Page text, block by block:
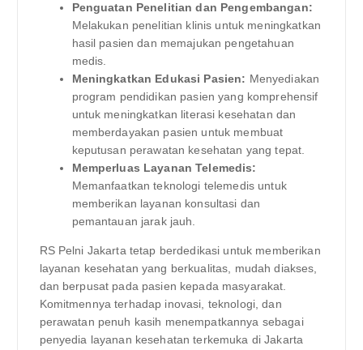
Penguatan Penelitian dan Pengembangan:
Melakukan penelitian klinis untuk meningkatkan
hasil pasien dan memajukan pengetahuan
medis.
Meningkatkan Edukasi Pasien: Menyediakan
program pendidikan pasien yang komprehensif
untuk meningkatkan literasi kesehatan dan
memberdayakan pasien untuk membuat
keputusan perawatan kesehatan yang tepat.
Memperluas Layanan Telemedis:
Memanfaatkan teknologi telemedis untuk
memberikan layanan konsultasi dan
pemantauan jarak jauh.
RS Pelni Jakarta tetap berdedikasi untuk memberikan
layanan kesehatan yang berkualitas, mudah diakses,
dan berpusat pada pasien kepada masyarakat.
Komitmennya terhadap inovasi, teknologi, dan
perawatan penuh kasih menempatkannya sebagai
penyedia layanan kesehatan terkemuka di Jakarta